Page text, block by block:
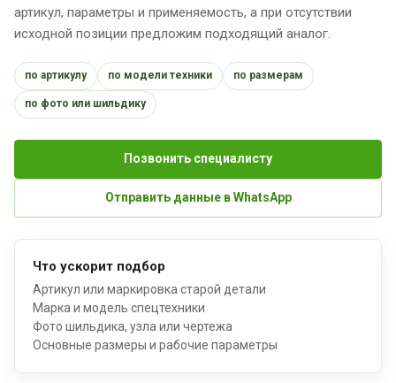
артикул, параметры и применяемость, а при отсутствии
исходной позиции предложим подходящий аналог.
по артикулу по модели техники по размерам
по фото или шильдику
Позвонить специалисту
Отправить данные в WhatsApp
Что ускорит подбор
Артикул или маркировка старой детали
Марка и модель спецтехники
Фото шильдика, узла или чертежа
Основные размеры и рабочие параметры